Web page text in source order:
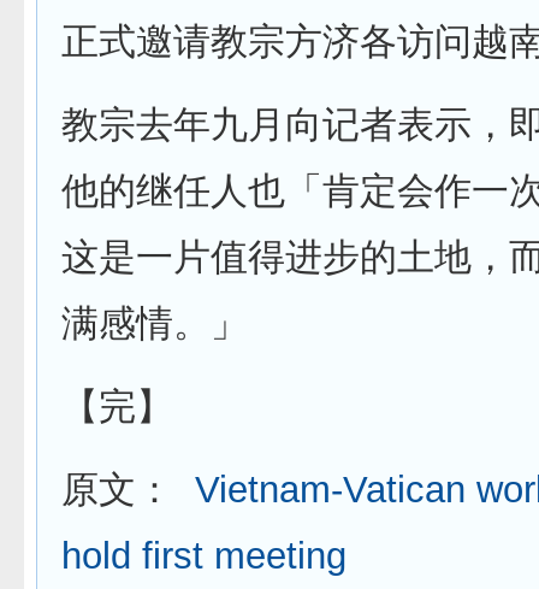
正式邀请教宗方济各访问越
教宗去年九月向记者表示，
他的继任人也「肯定会作一
这是一片值得进步的土地，
满感情。」
【完】
原文： Vietnam-Vatican
hold first meeting